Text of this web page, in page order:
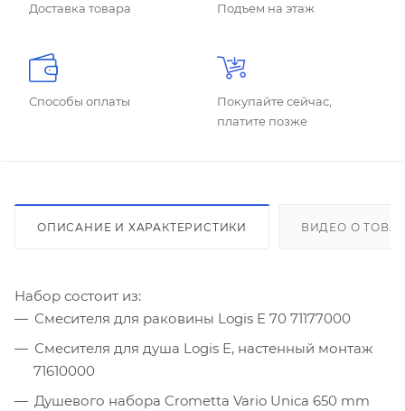
Доставка товара Подъем на этаж
Способы оплаты
Покупайте сейчас,
платите позже
ОПИСАНИЕ И ХАРАКТЕРИСТИКИ ВИДЕО О
Набор состоит из:
Смесителя для раковины Logis E 70 71177000
Смесителя для душа Logis E, настенный монтаж
71610000
Душевого набора Crometta Vario Unica 650 mm